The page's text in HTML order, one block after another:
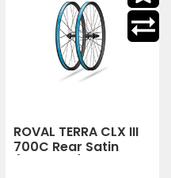
ROVAL TERRA CLX III
700C Rear Satin